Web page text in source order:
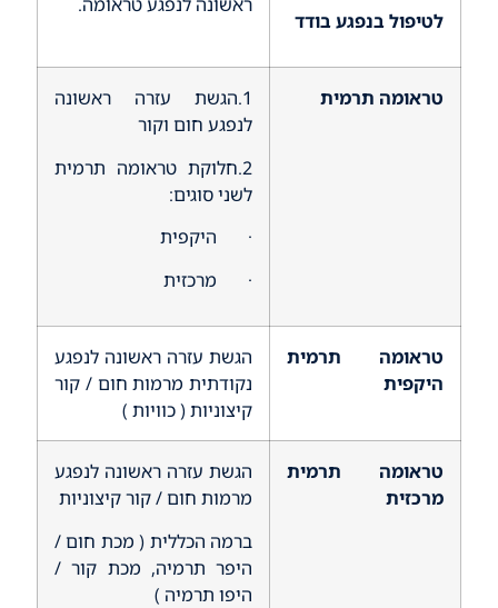
לטיפול בנפגע בודד
ראשונה לנפגע טראומה.
טראומה תרמית
1.הגשת עזרה ראשונה
לנפגע חום וקור
2.חלוקת טראומה תרמית
לשני סוגים:
· היקפית
· מרכזית
טראומה תרמית
היקפית
הגשת עזרה ראשונה לנפגע
נקודתית מרמות חום / קור
קיצוניות ( כוויות )
טראומה תרמית
מרכזית
הגשת עזרה ראשונה לנפגע
מרמות חום / קור קיצוניות
ברמה הכללית ( מכת חום /
היפר תרמיה, מכת קור /
היפו תרמיה )